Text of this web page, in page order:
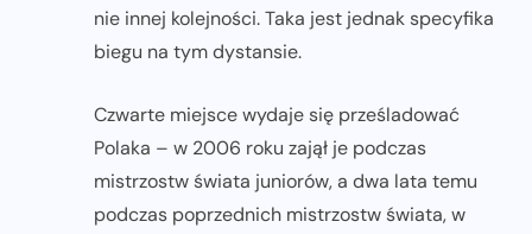
nie innej kolejności. Taka jest jednak specyfika
biegu na tym dystansie.
Czwarte miejsce wydaje się prześladować
Polaka – w 2006 roku zajął je podczas
mistrzostw świata juniorów, a dwa lata temu
podczas poprzednich mistrzostw świata, w